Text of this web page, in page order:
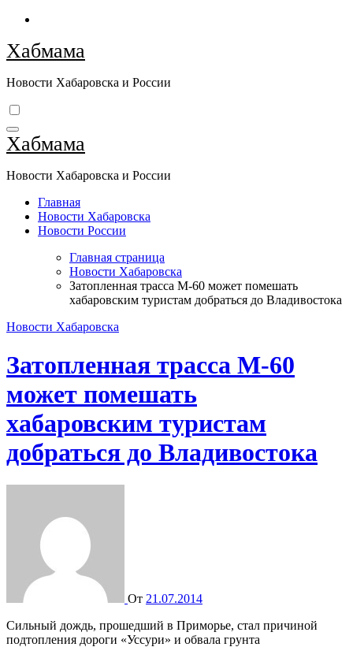
Перейти
содержимому
Хабмама
Новости Хабаровска и России
Хабмама
Новости Хабаровска и России
Главная
Новости Хабаровска
Новости России
Главная страница
Новости Хабаровска
Затопленная трасса М-60 может помешать
хабаровским туристам добраться до Владивостока
Новости Хабаровска
Затопленная трасса М-60
может помешать
хабаровским туристам
добраться до Владивостока
От 21.07.2014
Сильный дождь, прошедший в Приморье, стал причиной
подтопления дороги «Уссури» и обвала грунта